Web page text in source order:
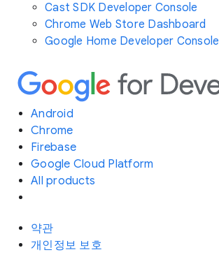
Cast SDK Developer Console
Chrome Web Store Dashboard
Google Home Developer Console
Android
Chrome
Firebase
Google Cloud Platform
All products
약관
개인정보 보호